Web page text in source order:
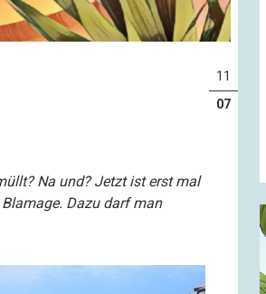
11
07
Na und? Jetzt ist erst mal
Dazu darf man